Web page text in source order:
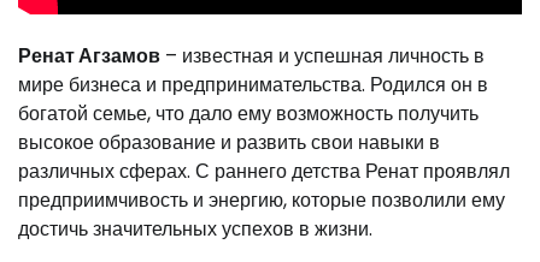
Ренат Агзамов – известная и успешная личность в
мире бизнеса и предпринимательства. Родился он в
богатой семье, что дало ему возможность получить
высокое образование и развить свои навыки в
различных сферах. С раннего детства Ренат проявлял
предприимчивость и энергию, которые позволили ему
достичь значительных успехов в жизни.